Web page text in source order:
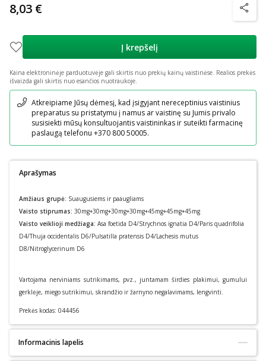
8,03 €
Į krepšelį
Kaina elektroninėje parduotuvėje gali skirtis nuo prekių kainų vaistinėse. Realios prekės
išvaizda gali skirtis nuo esančios nuotraukoje.
Pranešimas
Atkreipiame Jūsų dėmesį, kad įsigyjant nereceptinius vaistinius
preparatus su pristatymu į namus ar vaistinę su Jumis privalo
susisiekti mūsų konsultuojantis vaistininkas ir suteikti farmacinę
paslaugą telefonu +370 800 50005.
Aprašymas
Amžiaus grupė: Suaugusiems ir paaugliams
Vaisto stiprumas: 30mg+30mg+30mg+30mg+45mg+45mg+45mg
Vaisto veiklioji medžiaga: Asa foetida D4/Strychnos ignatia D4/Paris quadrifolia
D4/Thuja occidentalis D6/Pulsatilla pratensis D4/Lachesis mutus
D8/Nitroglycerinum D6
Vartojama nerviniams sutrikimams, pvz., juntamam širdies plakimui, gumului
gerklėje, miego sutrikimui, skrandžio ir žarnyno negalavimams, lengvinti.
Prekės kodas: 044456
Informacinis lapelis